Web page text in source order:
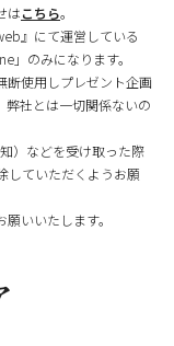
はこちら。
』にて運営している
」のみになります。
使用しプレゼント企画
弊社とは一切関係ないの
）などを受け取った際
していただくようお願
いいたします。